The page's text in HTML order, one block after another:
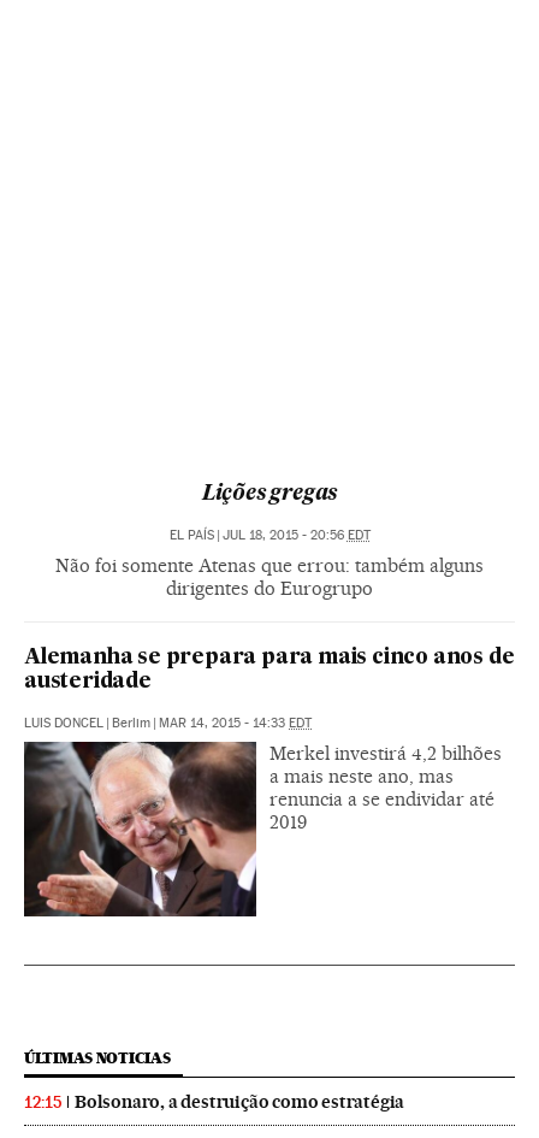
Lições gregas
EL PAÍS JUL 18, 2015 - 20:56 EDT
Não foi somente Atenas que errou: também alguns
dirigentes do Eurogrupo
Alemanha se prepara para mais cinco anos de
austeridade
LUIS DONCEL Berlim MAR 14, 2015 - 14:33 EDT
Merkel investirá 4,2 bilhões
a mais neste ano, mas
renuncia a se endividar até
2019
ÚLTIMAS NOTICIAS
12:15 Bolsonaro, a destruição como estratégia